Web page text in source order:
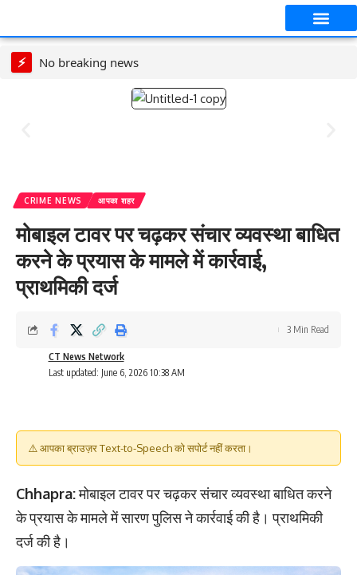
⚡ No breaking news
CRIME NEWS आपका शहर
मोबाइल टावर पर चढ़कर संचार व्यवस्था बाधित
करने के प्रयास के मामले में कार्रवाई,
प्राथमिकी दर्ज
Last updated: June 6, 2026 10:38 AM
CT News Network
3 Min Read
⚠️ आपका ब्राउज़र Text-to-Speech को सपोर्ट नहीं करता।
Chhapra:मोबाइल टावर पर चढ़कर संचार व्यवस्था बाधित करने
के प्रयास के मामले में सारण पुलिस ने कार्रवाई की है। प्राथमिकी
दर्ज की है।